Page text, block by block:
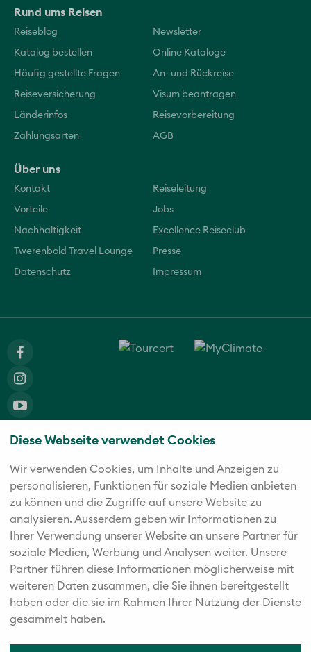
Diese Webseite verwendet Cookies
Wir verwenden Cookies, um Inhalte und Anzeigen zu
personalisieren, Funktionen für soziale Medien anbieten
zu können und die Zugriffe auf unsere Website zu
analysieren. Außerdem geben wir Informationen zu
Ihrer Verwendung unserer Website an unsere Partner für
soziale Medien, Werbung und Analysen weiter. Unsere
Partner führen diese Informationen möglicherweise mit
weiteren Daten zusammen, die Sie ihnen bereitgestellt
haben oder die sie im Rahmen Ihrer Nutzung der Dienste
gesammelt haben.
Rund ums Reisen
Reiseblog Newsletter
Katalog bestellen Online Kataloge
Häufig gestellte Fragen An- und Rückreise
Reiseversicherung Visum beantragen
Länderinfos Reisevorbereitung
Zahlungsarten AGB
Über uns
Kontakt Reiseleitung
Vorteile Jobs
Nachhaltigkeit Excellence Reiseclub
Twerenbold Travel Lounge Presse
Datenschutz Impressum
Die fünf starken Marken der Twerenbold Reisen Gruppe